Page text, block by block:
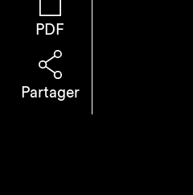
PDF
Partager